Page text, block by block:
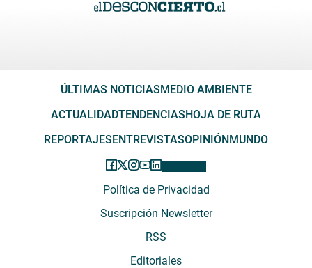
ÚLTIMAS NOTICIASMEDIO AMBIENTE
ACTUALIDADTENDENCIASHOJA DE RUTA
REPORTAJESENTREVISTASOPINIÓNMUNDO
Política de Privacidad
Suscripción Newsletter
RSS
Editoriales